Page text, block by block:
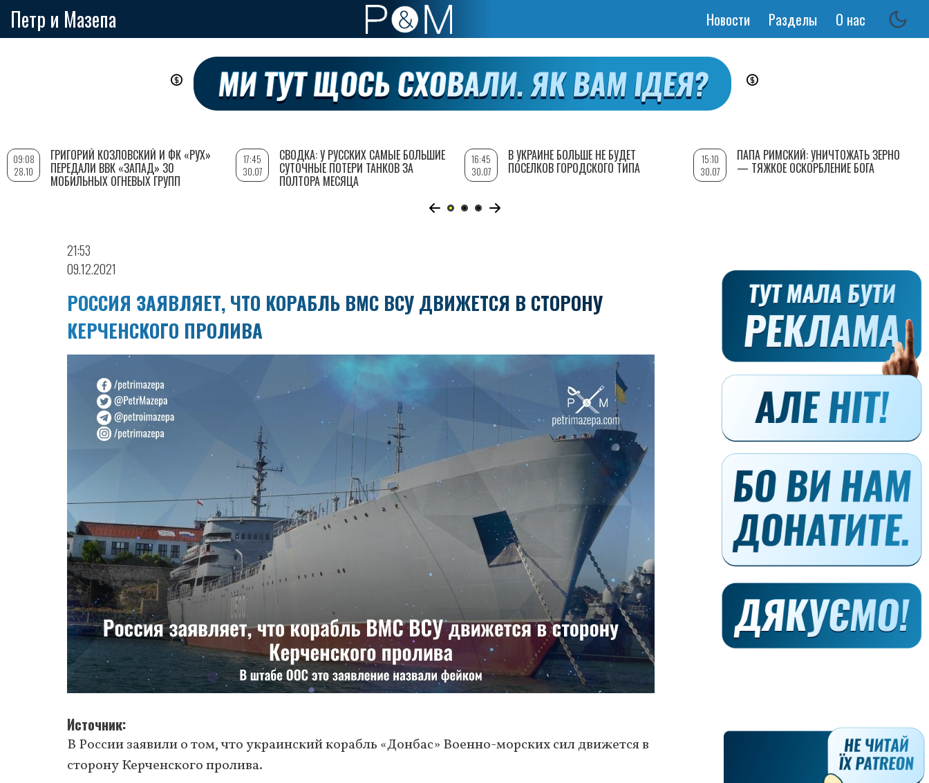
Петр и Мазепа
Основная
Новости Разделы О нас
21:53
09.12.2021
РОССИЯ ЗАЯВЛЯЕТ, ЧТО КОРАБЛЬ ВМС ВСУ ДВИЖЕТСЯ В СТОРОНУ
КЕРЧЕНСКОГО ПРОЛИВА
Источник
В России заявили о том, что украинский корабль «Донбас» Военно-морских сил движется в
сторону Керченского пролива.
09:08
28.10
ГРИГОРИЙ КОЗЛОВСКИЙ И ФК «РУХ»
ПЕРЕДАЛИ ВВК «ЗАПАД» 30
МОБИЛЬНЫХ ОГНЕВЫХ ГРУПП
17:45
30.07
СВОДКА: У РУССКИХ САМЫЕ БОЛЬШИЕ
СУТОЧНЫЕ ПОТЕРИ ТАНКОВ ЗА
ПОЛТОРА МЕСЯЦА
16:45
30.07
В УКРАИНЕ БОЛЬШЕ НЕ БУДЕТ
ПОСЕЛКОВ ГОРОДСКОГО ТИПА
15:10
30.07
ПАПА РИМСКИЙ: УНИЧТОЖАТЬ ЗЕРНО
— ТЯЖКОЕ ОСКОРБЛЕНИЕ БОГА